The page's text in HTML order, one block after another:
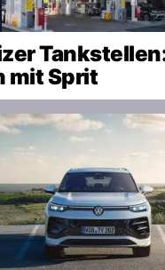
mit Sprit